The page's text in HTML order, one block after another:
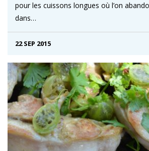
pour les cuissons longues où l’on
dans…
22 SEP 2015